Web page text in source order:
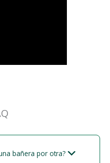
bañera por otra?